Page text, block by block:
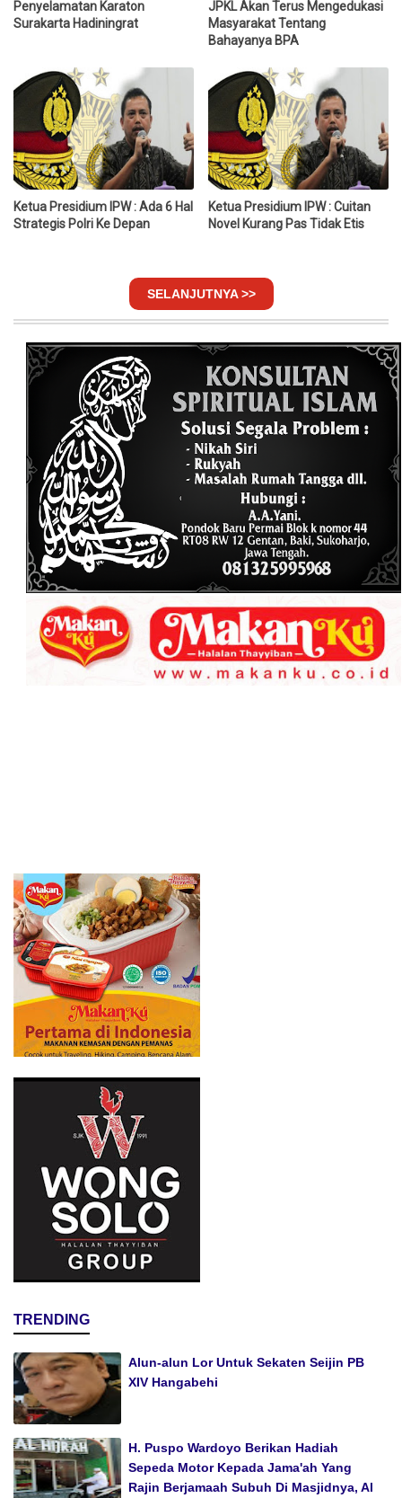
Penyelamatan Karaton
Surakarta Hadiningrat
JPKL Akan Terus Mengedukasi
Masyarakat Tentang
Bahayanya BPA
Ketua Presidium IPW : Ada 6 Hal
Strategis Polri Ke Depan
Ketua Presidium IPW : Cuitan
Novel Kurang Pas Tidak Etis
SELANJUTNYA >>
TRENDING
Alun-alun Lor Untuk Sekaten Seijin PB
XIV Hangabehi
H. Puspo Wardoyo Berikan Hadiah
Sepeda Motor Kepada Jama'ah Yang
Rajin Berjamaah Subuh Di Masjidnya, Al